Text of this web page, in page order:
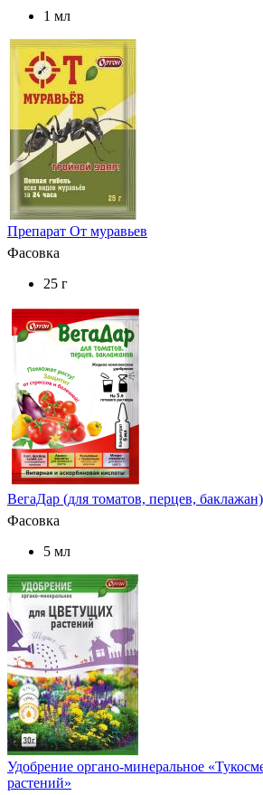
1 мл
Препарат От муравьев
Фасовка
25 г
ВегаДар (для томатов, перцев, баклажан)
Фасовка
5 мл
Удобрение органо-минеральное
растений»